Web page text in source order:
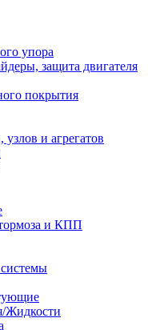
упора
защита двигателя
покрытия
узлов и агрегатов
и КПП
Жидкости